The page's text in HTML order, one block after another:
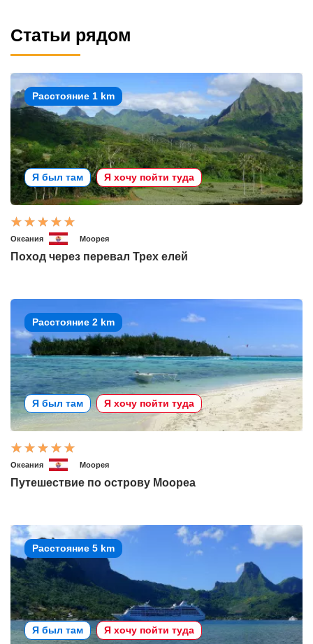
Статьи рядом
Расстояние 1 km
Я был там Я хочу пойти туда
Океания Моорея
Поход через перевал Трех елей
Расстояние 2 km
Я был там Я хочу пойти туда
Океания Моорея
Путешествие по острову Моореа
Расстояние 5 km
Я был там Я хочу пойти туда